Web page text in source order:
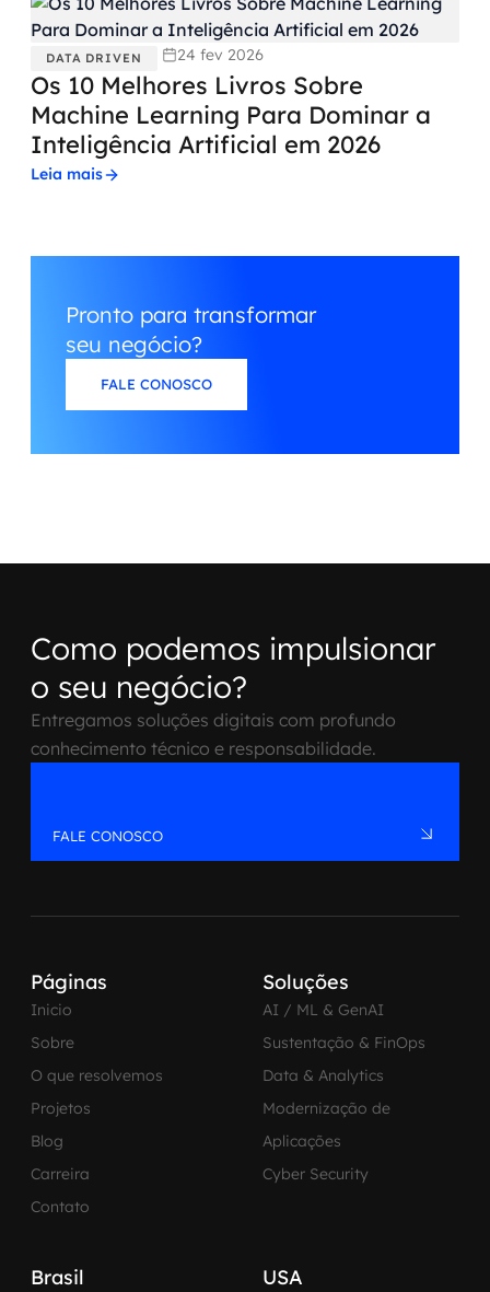
DATA DRIVEN 24 fev 2026
Os 10 Melhores Livros Sobre
Machine Learning Para Dominar a
Inteligência Artificial em 2026
Leia mais
Pronto para transformar
seu negócio?
FALE CONOSCO
Como podemos impulsionar
o seu negócio?
Entregamos soluções digitais com profundo
conhecimento técnico e responsabilidade.
FALE CONOSCO
Páginas
Inicio
Sobre
O que resolvemos
Projetos
Blog
Carreira
Contato
Soluções
AI / ML & GenAI
Sustentação & FinOps
Data & Analytics
Modernização de
Aplicações
Cyber Security
Brasil USA